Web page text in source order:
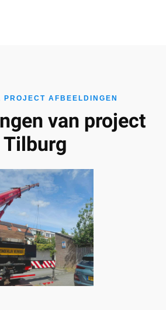
AFBEELDINGEN
van project
Tilburg